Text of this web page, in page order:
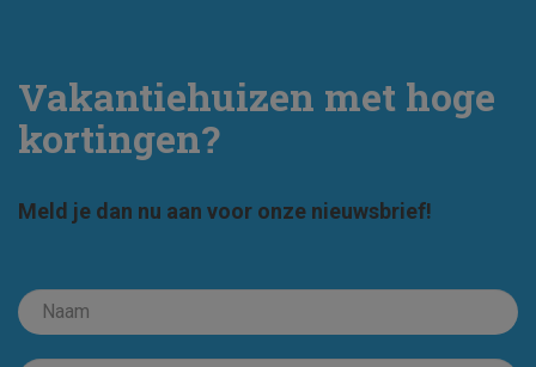
Vakantiehuizen met hoge
kortingen?
Meld je dan nu aan voor onze nieuwsbrief!